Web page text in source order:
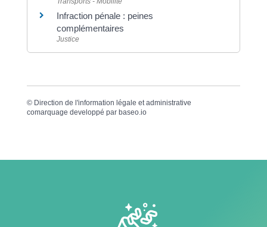
Infraction pénale : peines
complémentaires
Justice
© Direction de l'information légale et administrative
comarquage developpé par baseo.io